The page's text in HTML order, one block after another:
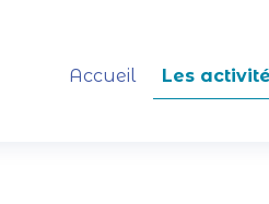
Accueil Les